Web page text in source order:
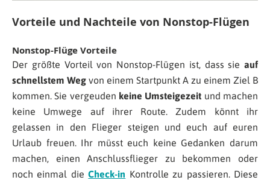
Vorteile und Nachteile von Nonstop-Flügen
Nonstop-Flüge Vorteile
Der größte Vorteil von Nonstop-Flügen ist, dass sie auf
schnellstem Weg von einem Startpunkt A zu einem Ziel B
kommen. Sie vergeuden keine Umsteigezeit und machen
keine Umwege auf ihrer Route. Zudem könnt ihr
gelassen in den Flieger steigen und euch auf euren
Urlaub freuen. Ihr müsst euch keine Gedanken darum
machen, einen Anschlussflieger zu bekommen oder
noch einmal dieCheck-in Kontrolle zu passieren. Diese